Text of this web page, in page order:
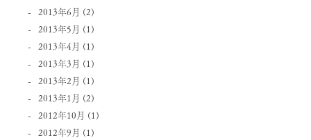
2013年6月 (2)
2013年5月 (1)
2013年4月 (1)
2013年3月 (1)
2013年2月 (1)
2013年1月 (2)
2012年10月 (1)
2012年9月 (1)